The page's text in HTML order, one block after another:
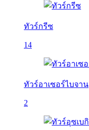
ทัวร์กรีซ
14
ทัวร์อาเซอร์ไบจาน
2